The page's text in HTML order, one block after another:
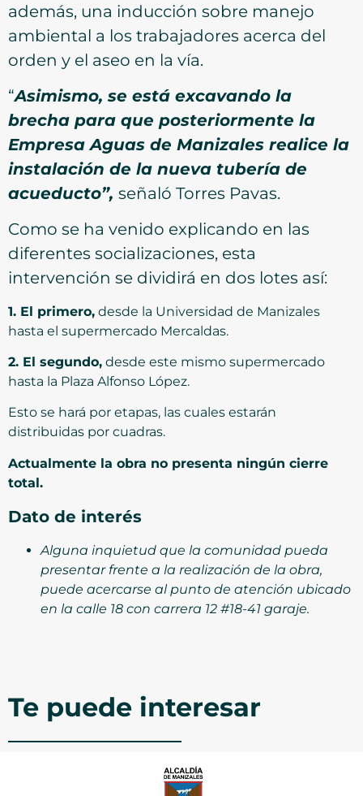
además, una inducción sobre manejo
ambiental a los trabajadores acerca del
orden y el aseo en la vía.
“Asimismo, se está excavando la
brecha para que posteriormente la
Empresa Aguas de Manizales realice la
instalación de la nueva tubería de
acueducto”, señaló Torres Pavas.
Como se ha venido explicando en las
diferentes socializaciones, esta
intervención se dividirá en dos lotes así:
1. El primero, desde la Universidad de Manizales
hasta el supermercado Mercaldas.
2. El segundo, desde este mismo supermercado
hasta la Plaza Alfonso López.
Esto se hará por etapas, las cuales estarán
distribuidas por cuadras.
Actualmente la obra no presenta ningún cierre
total.
Dato de interés
Alguna inquietud que la comunidad pueda
presentar frente a la realización de la obra,
puede acercarse al punto de atención ubicado
en la calle 18 con carrera 12 #18-41 garaje.
Te puede interesar